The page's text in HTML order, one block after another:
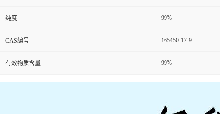
纯度 99%
CAS编号 165450-17-9
有效物质含量 99%